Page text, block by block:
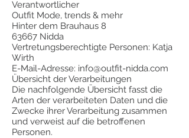
Verantwortlicher
Outfit Mode, trends & mehr
Hinter dem Brauhaus 8
63667 Nidda
Vertretungsberechtigte Personen: Katja
Wirth
E-Mail-Adresse: info@outfit-nidda.com
Übersicht der Verarbeitungen
Die nachfolgende Übersicht fasst die
Arten der verarbeiteten Daten und die
Zwecke ihrer Verarbeitung zusammen
und verweist auf die betroffenen
Personen.